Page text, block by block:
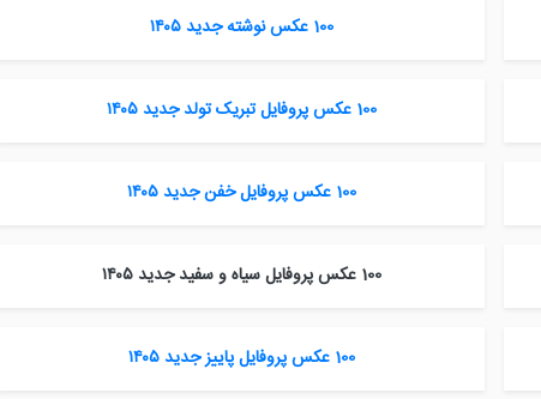
100 عکس نوشته جدید ۱۴۰۵
100 عکس پروفایل تبریک تولد جدید ۱۴۰۵
100 عکس پروفایل خفن جدید ۱۴۰۵
100 عکس پروفایل سیاه و سفید جدید ۱۴۰۵
100 عکس پروفایل پاییز جدید ۱۴۰۵